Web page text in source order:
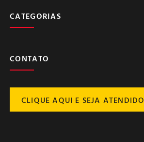
CATEGORIAS
CONTATO
CLIQUE AQUI E SEJA ATENDIDO